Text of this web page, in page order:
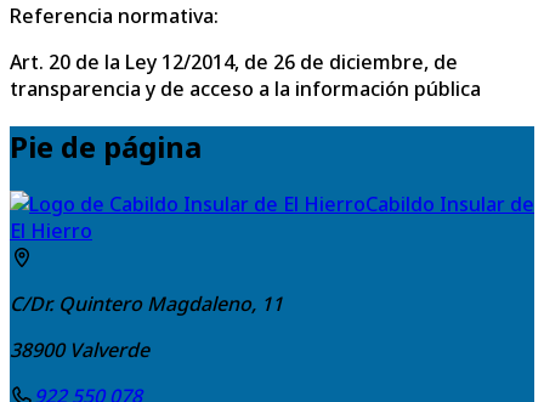
Referencia normativa:
Art. 20 de la Ley 12/2014, de 26 de diciembre, de
transparencia y de acceso a la información pública
Pie de página
Cabildo Insular de
El Hierro
C/Dr. Quintero Magdaleno, 11
38900 Valverde
922 550 078